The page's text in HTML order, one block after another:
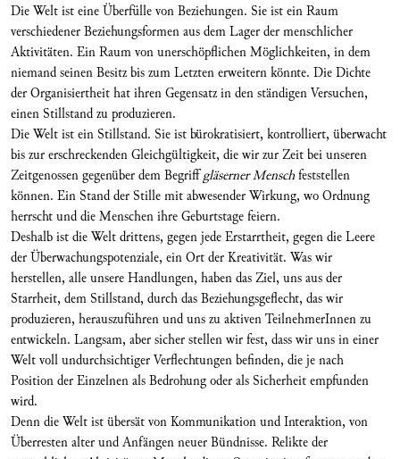
Die Welt ist eine Überfülle von Beziehungen. Sie ist ein Raum
verschiedener Beziehungsformen aus dem Lager der menschlicher
Aktivitäten. Ein Raum von unerschöpflichen Möglichkeiten, in dem
niemand seinen Besitz bis zum Letzten erweitern könnte. Die Dichte
der Organisiertheit hat ihren Gegensatz in den ständigen Versuchen,
einen Stillstand zu produzieren.
Die Welt ist ein Stillstand. Sie ist bürokratisiert, kontrolliert, überwacht
bis zur erschreckenden Gleichgültigkeit, die wir zur Zeit bei unseren
Zeitgenossen gegenüber dem Begriffgläserner Menschfeststellen
können. Ein Stand der Stille mit abwesender Wirkung, wo Ordnung
herrscht und die Menschen ihre Geburtstage feiern.
Deshalb ist die Welt drittens, gegen jede Erstarrtheit, gegen die Leere
der Überwachungspotenziale, ein Ort der Kreativität. Was wir
herstellen, alle unsere Handlungen, haben das Ziel, uns aus der
Starrheit, dem Stillstand, durch das Beziehungsgeflecht, das wir
produzieren, herauszuführen und uns zu aktiven TeilnehmerInnen zu
entwickeln. Langsam, aber sicher stellen wir fest, dass wir uns in einer
Welt voll undurchsichtiger Verflechtungen befinden, die je nach
Position der Einzelnen als Bedrohung oder als Sicherheit empfunden
wird.
Denn die Welt ist übersät von Kommunikation und Interaktion, von
Überresten alter und Anfängen neuer Bündnisse. Relikte der